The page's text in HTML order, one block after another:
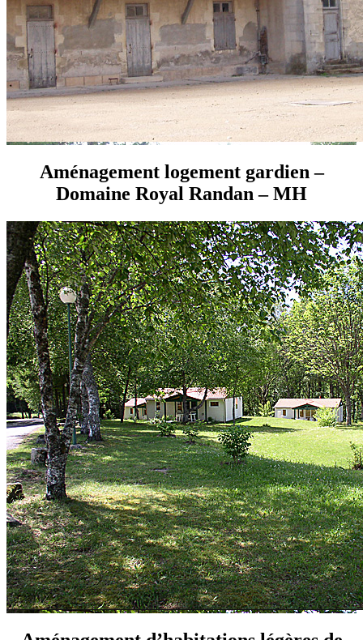
Aménagement logement gardien –
Domaine Royal Randan – MH